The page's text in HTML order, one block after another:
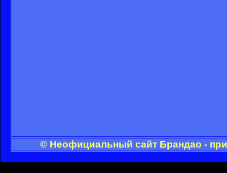
© Неофициальный сайт Брандао -